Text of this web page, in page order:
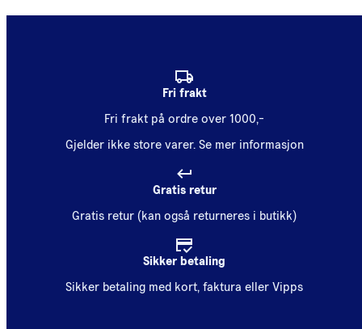
Fri frakt
Fri frakt på ordre over 1000,-
Gjelder ikke store varer. Se mer informasjon
Gratis retur
Gratis retur (kan også returneres i butikk)
Sikker betaling
Sikker betaling med kort, faktura eller Vipps